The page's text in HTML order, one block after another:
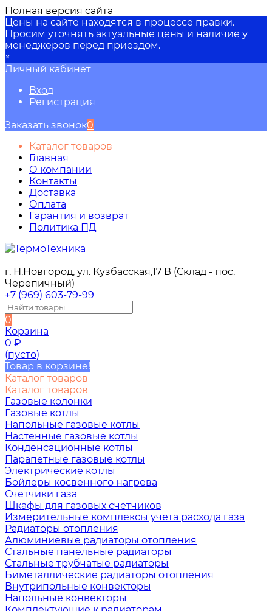
Полная версия сайта
Цены на сайте находятся в процессе правки.
Просим уточнять актуальные цены и наличие у
менеджеров перед приездом.
×
Личный кабинет
Вход
Регистрация
Заказать звонок0
Каталог товаров
Главная
О компании
Контакты
Доставка
Оплата
Гарантия и возврат
Политика ПД
г. Н.Новгород, ул. Кузбасская,17 В (Склад - пос.
Черепичный)
+7 (969) 603-79-99
0
Корзина
0 ₽
(пусто)
Товар в корзине!
Каталог товаров
Каталог товаров
Газовые колонки
Газовые котлы
Напольные газовые котлы
Настенные газовые котлы
Конденсационные котлы
Парапетные газовые котлы
Электрические котлы
Бойлеры косвенного нагрева
Счетчики газа
Шкафы для газовых счетчиков
Измерительные комплексы учета расхода газа
Радиаторы отопления
Алюминиевые радиаторы отопления
Стальные панельные радиаторы
Стальные трубчатые радиаторы
Биметаллические радиаторы отопления
Внутрипольные конвекторы
Напольные конвекторы